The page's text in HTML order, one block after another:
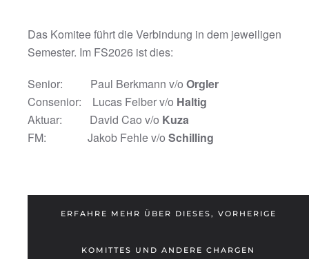
Das Komitee führt die Verbindung in dem jeweiligen
Semester. Im FS2026 ist dies:
Senior: Paul Berkmann v/o Orgler
Consenior: Lucas Felber v/o Haltig
Aktuar: David Cao v/o Kuza
FM: Jakob Fehle v/o Schilling
ERFAHRE MEHR ÜBER DIESES, VORHERIGE
KOMITTES UND ANDERE CHARGEN